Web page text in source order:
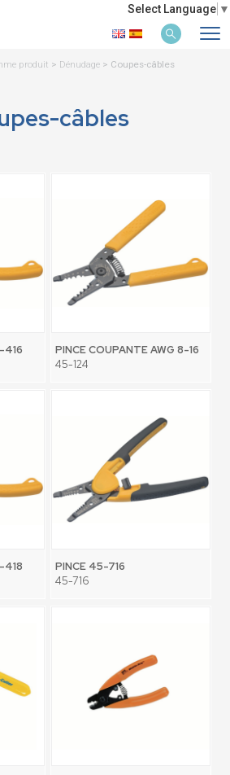
Select Language ▼
produit > Dénudage > Coupes-câbles
câbles
416
PINCE COUPANTE AWG 8-16
45-124
418
PINCE 45-716
45-716